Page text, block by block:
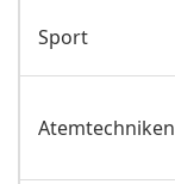
Sport
Atemtechniken